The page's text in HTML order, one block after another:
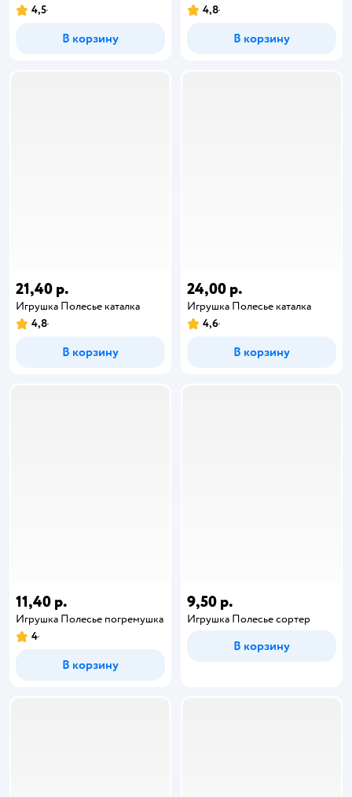
4,5
В корзину
4,8
В корзину
21,40 р.
Игрушка Полесье каталка
4,8
В корзину
24,00 р.
Игрушка Полесье каталка
4,6
В корзину
11,40 р.
Игрушка Полесье погремушка
4
В корзину
9,50 р.
Игрушка Полесье сортер
В корзину